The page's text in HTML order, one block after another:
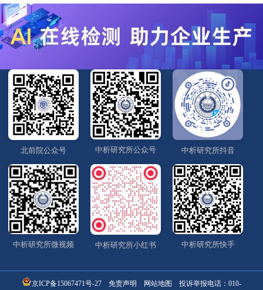
北前院公众号 中析研究所公众号 中析研究所抖音
中析研究所微视频 中析研究所小红书 中析研究所快手
京ICP备15067471号-27 免责声明 网站地图 投诉举报电话： 010-